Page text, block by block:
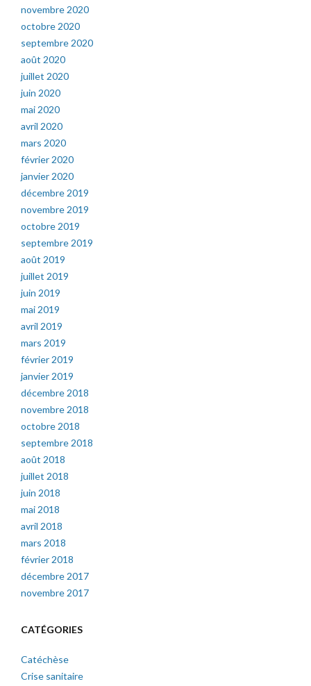
novembre 2020
octobre 2020
septembre 2020
août 2020
juillet 2020
juin 2020
mai 2020
avril 2020
mars 2020
février 2020
janvier 2020
décembre 2019
novembre 2019
octobre 2019
septembre 2019
août 2019
juillet 2019
juin 2019
mai 2019
avril 2019
mars 2019
février 2019
janvier 2019
décembre 2018
novembre 2018
octobre 2018
septembre 2018
août 2018
juillet 2018
juin 2018
mai 2018
avril 2018
mars 2018
février 2018
décembre 2017
novembre 2017
CATÉGORIES
Catéchèse
Crise sanitaire